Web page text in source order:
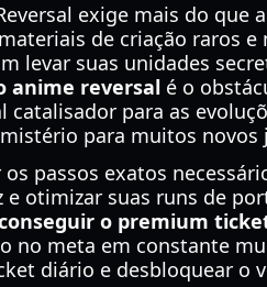
exige mais do que
de criação raros e
levar suas unidades
anime reversal é o
para as
para muitos novos
passos exatos
otimizar suas runs de
o premium
no meta em constante
diário e desbloquear o